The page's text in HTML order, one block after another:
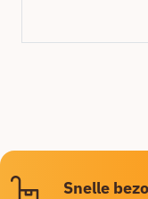
Snelle